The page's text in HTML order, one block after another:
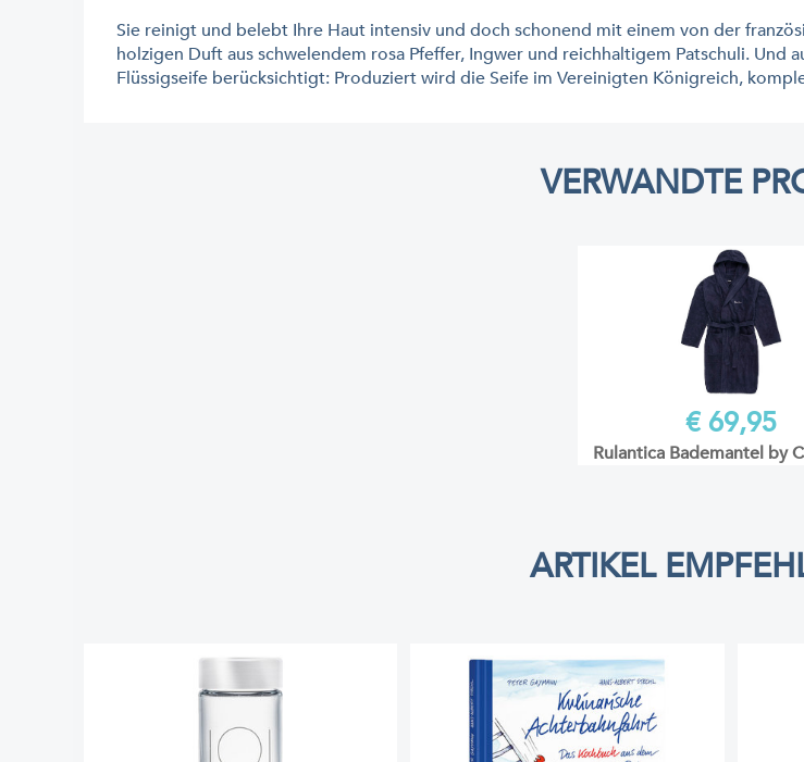
Sie reinigt und belebt Ihre Haut intensiv und doch schonend mit einem von der
holzigen Duft aus schwelendem rosa Pfeffer, Ingwer und reichhaltigem Patschuli.
Flüssigseife berücksichtigt: Produziert wird die Seife im Vereinigten Königreich,
VERWANDTE
€ 69,95
Rulantica Bademantel by
ARTIKEL